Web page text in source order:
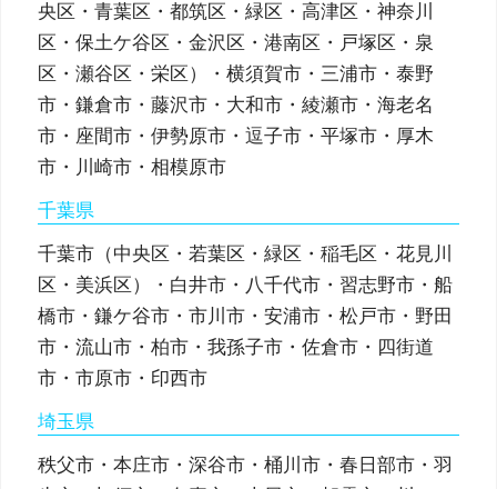
央区・青葉区・都筑区・緑区・高津区・神奈川
区・保土ケ谷区・金沢区・港南区・戸塚区・泉
区・瀬谷区・栄区）・横須賀市・三浦市・泰野
市・鎌倉市・藤沢市・大和市・綾瀬市・海老名
市・座間市・伊勢原市・逗子市・平塚市・厚木
市・川崎市・相模原市
千葉県
千葉市（中央区・若葉区・緑区・稲毛区・花見川
区・美浜区）・白井市・八千代市・習志野市・船
橋市・鎌ケ谷市・市川市・安浦市・松戸市・野田
市・流山市・柏市・我孫子市・佐倉市・四街道
市・市原市・印西市
埼玉県
秩父市・本庄市・深谷市・桶川市・春日部市・羽